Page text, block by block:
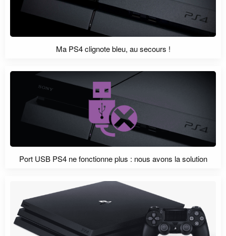
Ma PS4 clignote bleu, au secours !
Port USB PS4 ne fonctionne plus : nous avons la solution